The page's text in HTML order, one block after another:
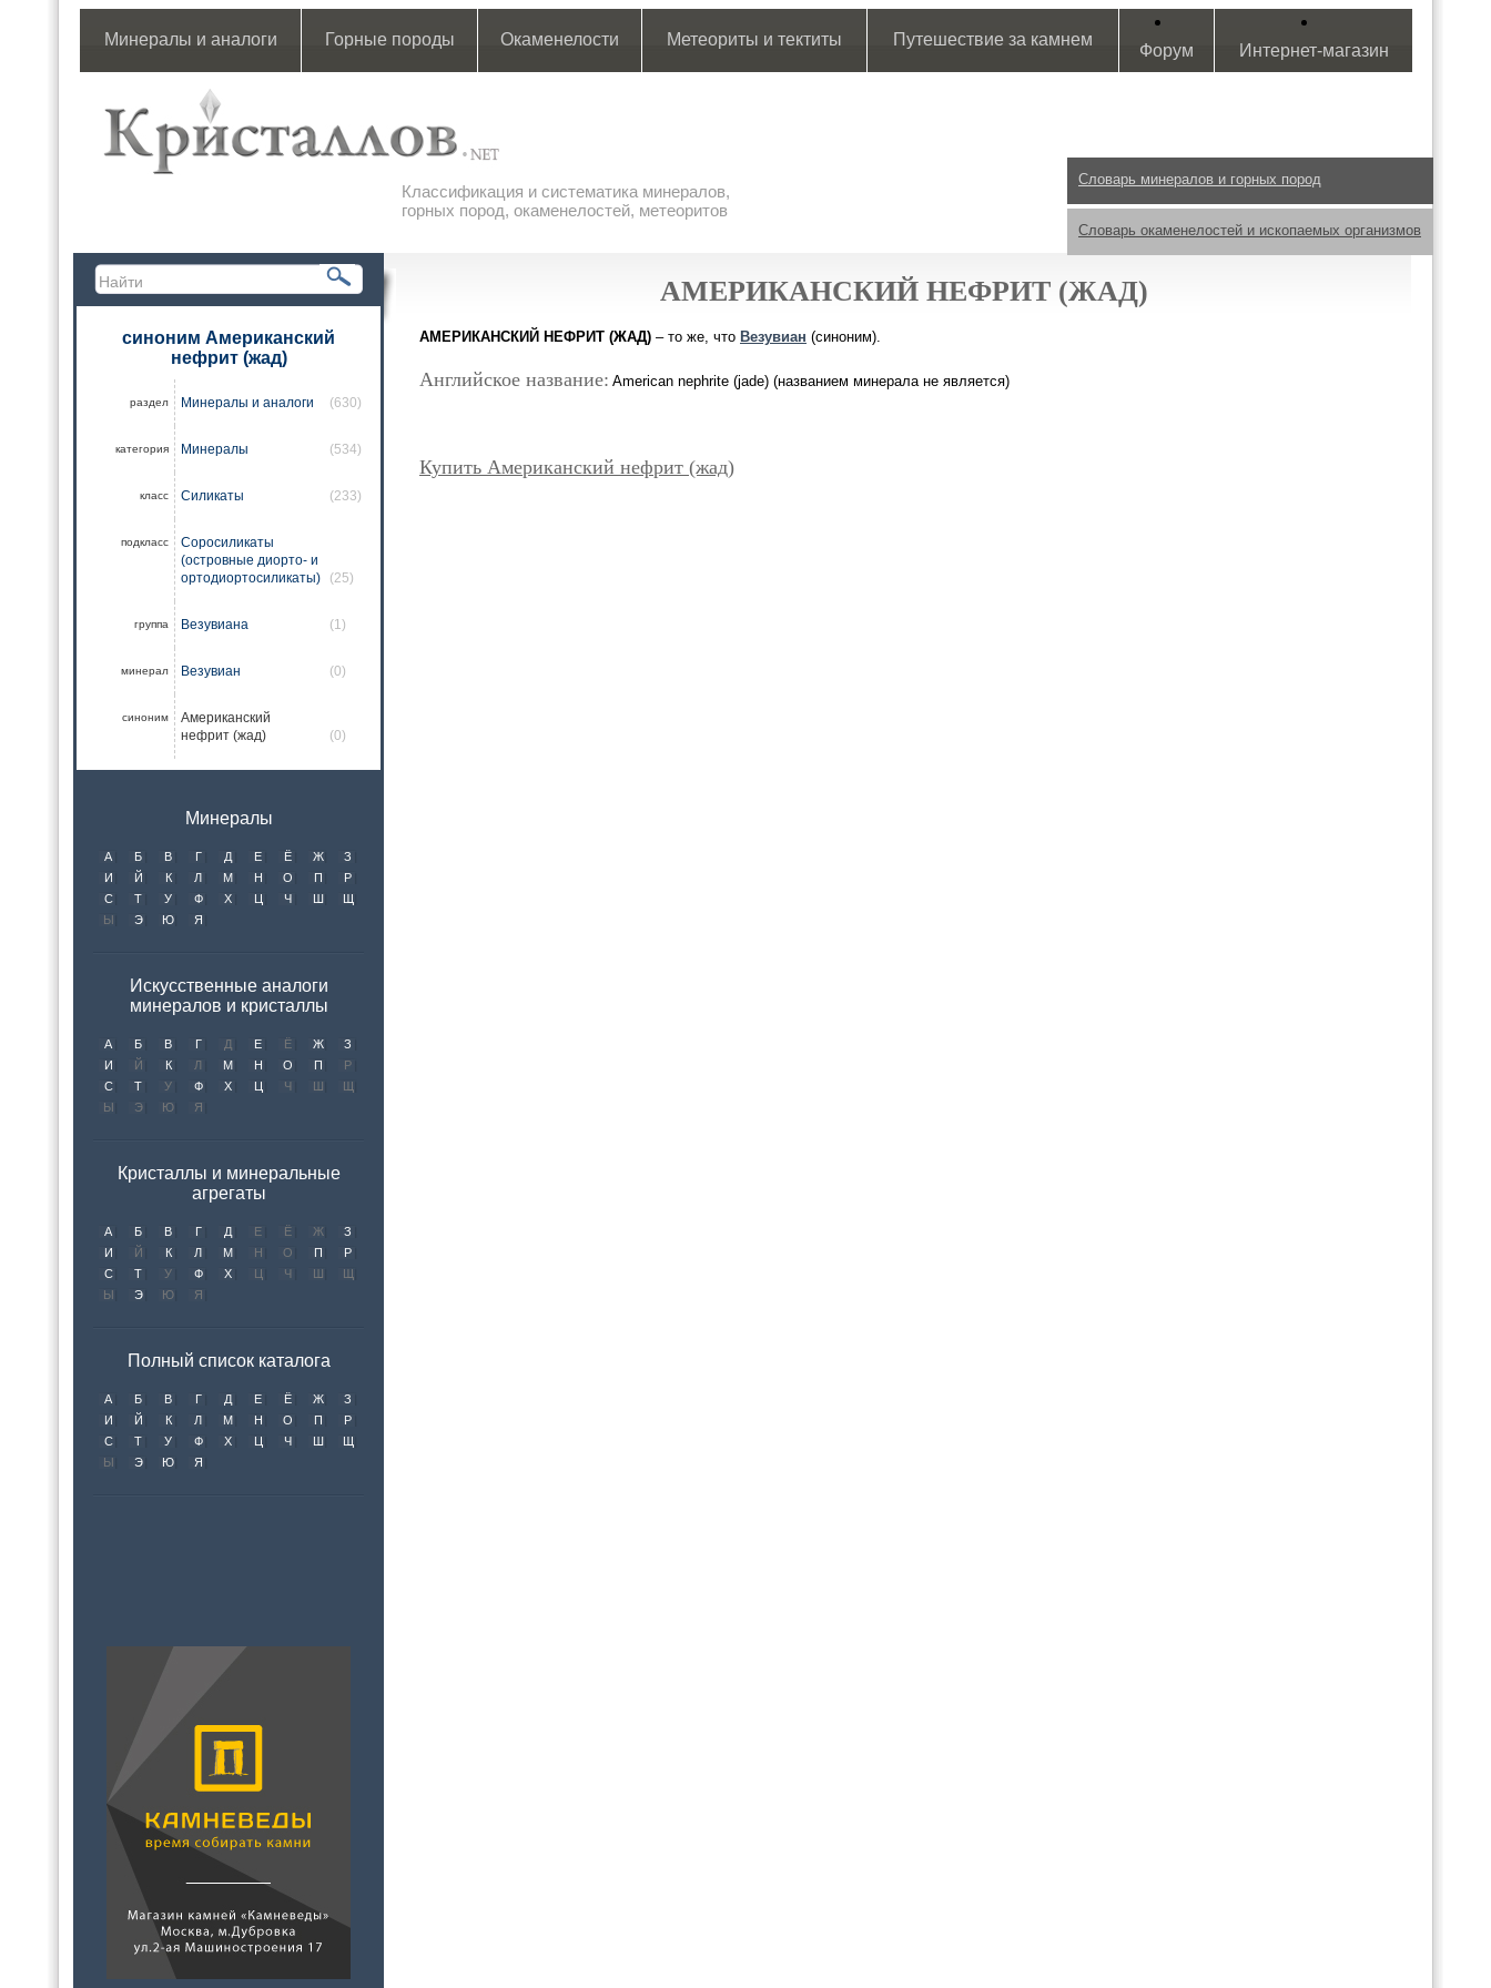
Минералы и аналоги Горные породы Окаменелости Метеориты и тектиты Путешествие за камнем
Форум Интернет-магазин
Классификация и систематика минералов,
горных пород, окаменелостей, метеоритов
Словарь минералов и горных пород
Словарь окаменелостей и ископаемых организмов
синоним Американский
нефрит (жад)
раздел Минералы и аналоги (630)
категория Минералы (534)
класс Силикаты (233)
подкласс
Соросиликаты
(островные диорто- и
ортодиортосиликаты)
(25)
группа Везувиана (1)
минерал Везувиан (0)
синоним
Американский
нефрит (жад)
(0)
Минералы
А Б В Г Д Е Ё Ж
З
И
Й К Л М Н О П
Р
С
Т У Ф Х Ц Ч Ш
Щ
Ы
Э Ю Я
Искусственные аналоги
минералов и кристаллы
А Б В Г Д Е Ё Ж
З
И
Й К Л М Н О П
Р
С
Т У Ф Х Ц Ч Ш
Щ
Ы
Э Ю Я
Кристаллы и минеральные
агрегаты
А Б В Г Д Е Ё Ж
З
И
Й К Л М Н О П
Р
С
Т У Ф Х Ц Ч Ш
Щ
Ы
Э Ю Я
Полный список каталога
А Б В Г Д Е Ё Ж
З
И
Й К Л М Н О П
Р
С
Т У Ф Х Ц Ч Ш
Щ
Ы
Э Ю Я
АМЕРИКАНСКИЙ НЕФРИТ (ЖАД)
АМЕРИКАНСКИЙ НЕФРИТ (ЖАД) – то же, что Везувиан (синоним).
Английское название: American nephrite (jade) (названием минерала не является)
Купить Американский нефрит (жад)